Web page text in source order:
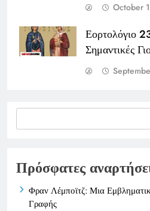
October
Εορτολόγιο
Σημαντικές
Πρόσφατες
Φραν Λέμποϊτζ: Μια
Γραφής